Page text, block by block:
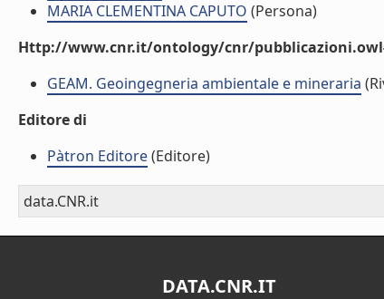
MARIA CLEMENTINA CAPUTO (Persona)
Http://www.cnr.it/ontology/cnr/
GEAM. Geoingegneria ambientale e mineraria
Editore di
Pàtron Editore(Editore)
data.CNR.it
DATA.CNR.IT